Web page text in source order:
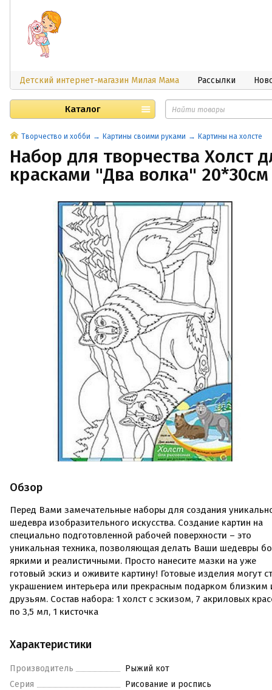
Детский интернет-магазин Милая Мама Рассылки
Каталог
Творчество и хобби Картины своими руками Картины на холсте
Набор для творчества Холст
красками "Два волка" 20*30см
Обзор
Перед Вами замечательные наборы для создания
шедевра изобразительного искусства. Создание картин на
специально подготовленной рабочей поверхности – это
уникальная техника, позволяющая делать Ваши шедевры
яркими и реалистичными. Просто нанесите мазки на уже
готовый эскиз и оживите картину! Готовые изделия могут
украшением интерьера или прекрасным подарком близким
друзьям. Состав набора: 1 холст с эскизом, 7 акриловых
по 3,5 мл, 1 кисточка
Характеристики
Производитель
Рыжий кот
Серия
Рисование и роспись